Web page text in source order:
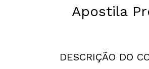
Apostila
DESCRIÇÃO DO